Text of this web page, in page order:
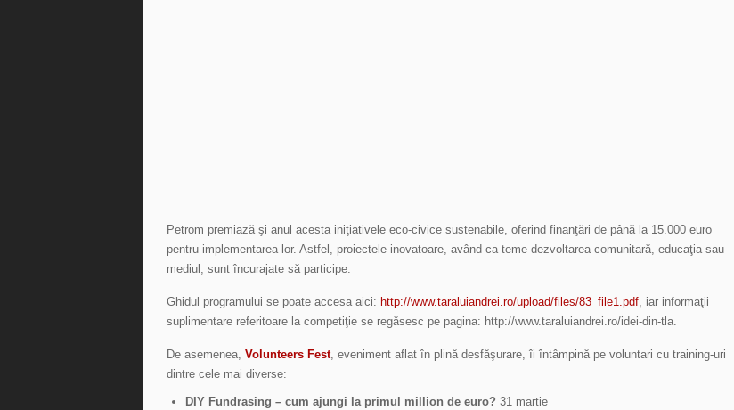
Petrom premiază şi anul acesta iniţiativele eco-civice sustenabile, oferind finanţări de până la 15.000 euro
pentru implementarea lor. Astfel, proiectele inovatoare, având ca teme dezvoltarea comunitară, educaţia sau
mediul, sunt încurajate să participe.
Ghidul programului se poate accesa aici: http://www.taraluiandrei.ro/upload/files/83_file1.pdf, iar informaţii
suplimentare referitoare la competiţie se regăsesc pe pagina: http://www.taraluiandrei.ro/idei-din-tla.
De asemenea, Volunteers Fest, eveniment aflat în plină desfăşurare, îi întâmpină pe voluntari cu training-uri
dintre cele mai diverse:
DIY Fundrasing – cum ajungi la primul million de euro? 31 martie